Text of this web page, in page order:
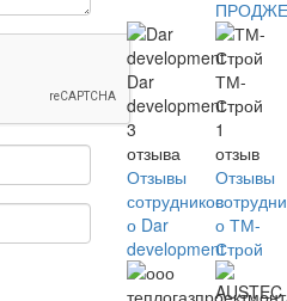
Dar
development
3
отзыва
Отзывы
сотрудников
о Dar
development
ТМ-
Строй
1
отзыв
Отзывы
о ТМ-
Строй